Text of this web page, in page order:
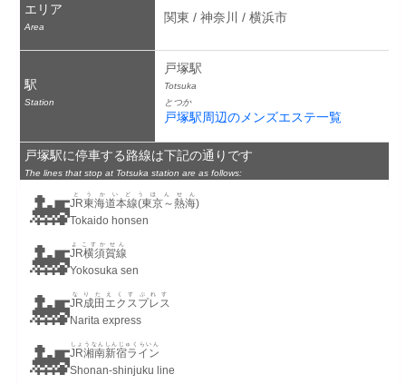
エリア
Area
関東 / 神奈川 / 横浜市
駅
Station
戸塚駅
Totsuka
とつか
戸塚駅周辺のメンズエステ一覧
戸塚駅に停車する路線は下記の通りです
The lines that stop at Totsuka station are as follows:
🚂JR東海道本線(東京～熱海)
とうかいどうほんせん
Tokaido honsen
🚂JR横須賀線
よこすかせん
Yokosuka sen
🚂JR成田エクスプレス
なりたえくすぷれす
Narita express
🚂JR湘南新宿ライン
しょうなんしんじゅくらいん
Shonan-shinjuku line